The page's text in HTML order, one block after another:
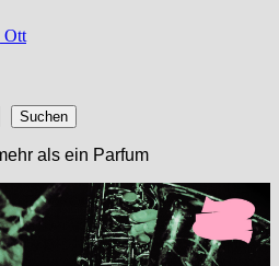
Ott
Suchen
als ein Parfum